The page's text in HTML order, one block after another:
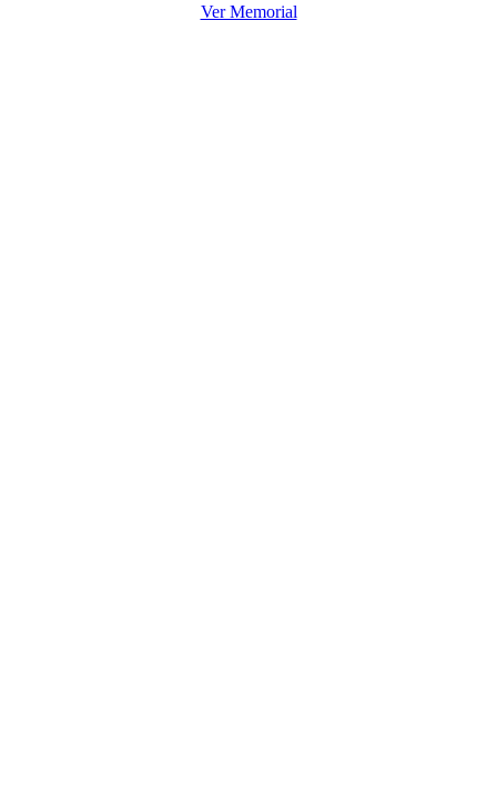
Ver Memorial